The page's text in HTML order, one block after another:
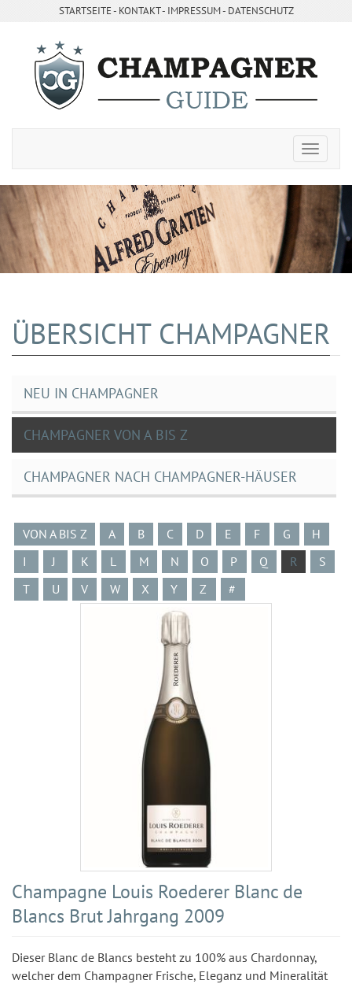
STARTSEITE- ­ KONTAKT- ­ IMPRESSUM- DATENSCHUTZ
ÜBERSICHT CHAMPAGNER
NEU IN CHAMPAGNER
CHAMPAGNER VON A BIS Z
CHAMPAGNER NACH CHAMPAGNER-HÄUSER
VON A BIS Z A B C D E F G
H
I
J K L M N O P Q R
S
T
U V W X Y Z #
Champagne Louis Roederer Blanc de
Blancs Brut Jahrgang 2009
Dieser Blanc de Blancs besteht zu 100% aus Chardonnay,
welcher dem Champagner Frische, Eleganz und Mineralität